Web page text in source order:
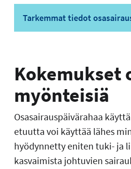
Tarkemmat tiedot
Kokemukset
myönteisiä
Osasairauspäivärahaa
etuutta voi käyttää lähes
hyödynnetty eniten tuki- ja
kasvaimista johtuvien